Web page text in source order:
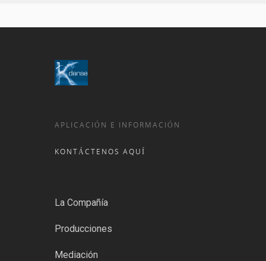
APLICACIÓN E INFORMACIÓN
KONTÁCTENOS AQUÍ
La Compañía
Producciones
Mediación